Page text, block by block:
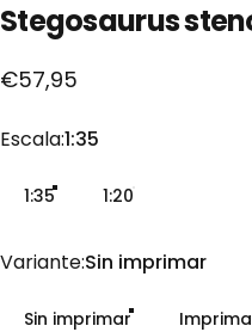
Stegosaurus
€57,95
Escala
Escala:1:35
1:35 1:20
Variante
Variante:Sin imprimar
Sin imprimar